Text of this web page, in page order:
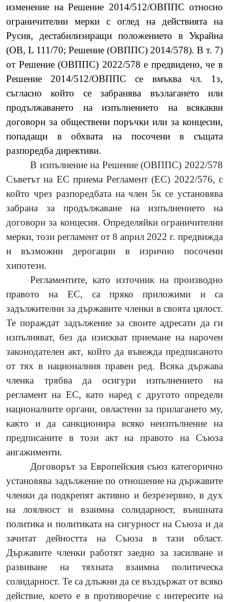
изменение на Решение 2014/512/ОВППС относно
ограничителни мерки с оглед на действията на
Русия, дестабилизиращи положението в Украйна
(ОВ, L 111/70; Решение (ОВППС) 2014/578). В т. 7)
от Решение (ОВППС) 2022/578 е предвидено, че в
Решение 2014/512/ОВППС се вмъква чл. 1з,
съгласно който се забранява възлагането или
продължаването на изпълнението на всякакви
договори за обществени поръчки или за концесии,
попадащи в обхвата на посочени в същата
разпоредба директиви.
В изпълнение на Решение (ОВППС) 2022/578
Съветът на ЕС приема Регламент (ЕС) 2022/576, с
който чрез разпоредбата на член 5к се установява
забрана за продължаване на изпълнението на
договори за концесия. Определяйки ограничителни
мерки, този регламент от 8 април 2022 г. предвижда
и възможни дерогации в изрично посочени
хипотези.
Регламентите, като източник на производно
правото на ЕС, са пряко приложими и са
задължителни за държавите членки в своята цялост.
Те пораждат задължение за своите адресати да ги
изпълняват, без да изискват приемане на нарочен
законодателен акт, който да въвежда предписаното
от тях в националния правен ред. Всяка държава
членка трябва да осигури
изпълнението на
регламент на ЕС, като наред с другото определи
националните органи, овластени за прилагането му,
както и да санкционира всяко неизпълнение на
предписаните в този акт на правото на Съюза
ангажименти.
Договорът за Европейския съюз категорично
установява задължение по отношение на държавите
членки да подкрепят активно и безрезервно, в дух
на лоялност и взаимна солидарност, външната
политика и политиката на сигурност на Съюза и да
зачитат дейността на Съюза в тази област.
Държавите членки работят заедно за засилване и
развиване на тяхната взаимна политическа
солидарност. Те са длъжни да се въздържат от всяко
действие, което е в противоречие с интересите на